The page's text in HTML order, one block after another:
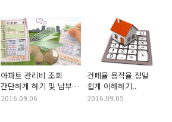
아파트 관리비 조회
간단하게 하기 및 납부
혜택
2016.09.06
건폐율 용적율 정말
쉽게 이해하기..
2016.09.05